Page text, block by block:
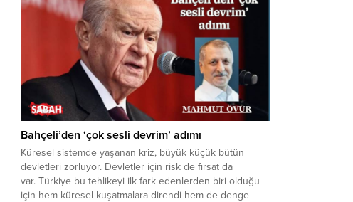
Bahçeli’den ‘çok sesli devrim’ adımı
Küresel sistemde yaşanan kriz, büyük küçük bütün
devletleri zorluyor. Devletler için risk de fırsat da
var. Türkiye bu tehlikeyi ilk fark edenlerden biri olduğu
için hem küresel kuşatmalara direndi hem de denge